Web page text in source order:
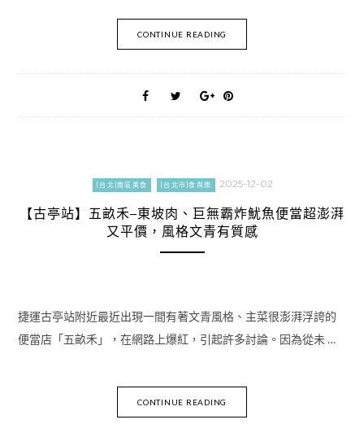
CONTINUE READING
[台北]南區美食 [台北市]食與樂 2025-12-02
【古亭站】五畝禾–東坡肉、巨無霸炸魷魚便當超澎湃
又平價，風格文青有質感
捷運古亭站附近最近出現一間有著文青風格、主菜很澎湃浮誇的
便當店「五畝禾」，在網路上爆紅，引起許多討論。因為從未 …
CONTINUE READING